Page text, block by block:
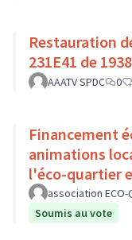
Restauration
231E41 de 1938
AAATV SPDC 0
Financement
animations
l'éco-quartier
association ECO-
Soumis au vote